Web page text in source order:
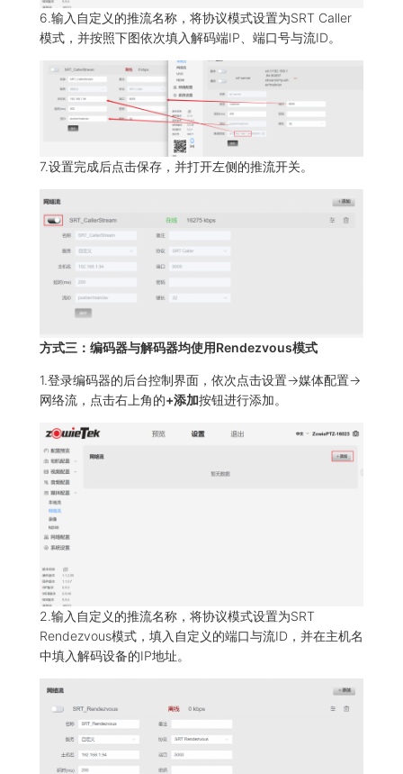
6.输入自定义的推流名称，将协议模式设置为SRT Caller
模式，并按照下图依次填入解码端IP、端口号与流ID。
7.设置完成后点击保存，并打开左侧的推流开关。
方式三：编码器与解码器均使用Rendezvous模式
1.登录编码器的后台控制界面，依次点击设置->媒体配置->
网络流，点击右上角的+添加按钮进行添加。
2.输入自定义的推流名称，将协议模式设置为SRT
Rendezvous模式，填入自定义的端口与流ID，并在主机名
中填入解码设备的IP地址。